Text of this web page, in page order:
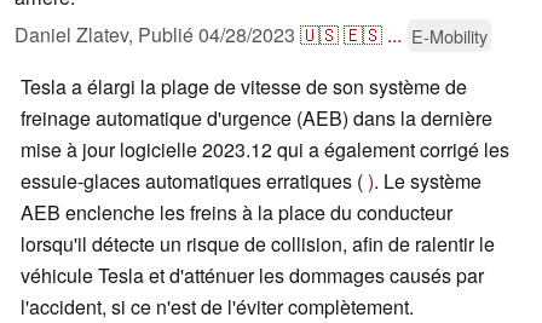
Daniel Zlatev, Publié04/28/2023 🇺🇸🇪🇸 ... E-Mobility
Tesla a élargi la plage de vitesse de son système de
freinage automatique d'urgence (AEB) dans la dernière
mise à jour logicielle 2023.12 qui a également corrigé les
essuie-glaces automatiques erratiques (). Le système
AEB enclenche les freins à la place du conducteur
lorsqu'il détecte un risque de collision, afin de ralentir le
véhicule Tesla et d'atténuer les dommages causés par
l'accident, si ce n'est de l'éviter complètement.